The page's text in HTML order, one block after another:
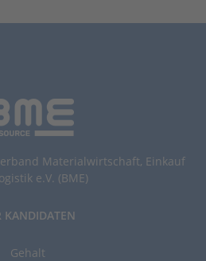
Materialwirtschaft, Einkauf
e.V. (BME)
KANDIDATEN
Gehalt